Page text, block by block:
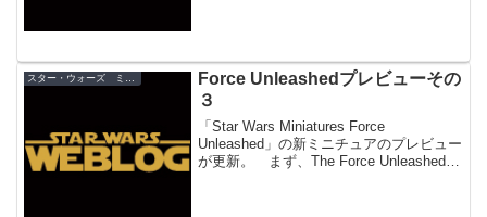
Force Unleashedプレビューその
３
「Star Wars Miniatures Force
Unleashed」の新ミニチュアのプレビュー
が更新。 まず、The Force Unleashed